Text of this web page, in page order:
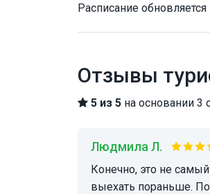
Расписание
Отзывы
5 из 5 на основании 3
Людмила Л.
Конечно, это не самый лёгкий маршрут. Нужно действительно согласиться с гидом, и
выехать пораньше.